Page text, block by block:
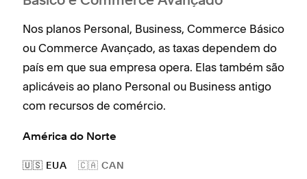
Nos planos Personal, Business, Commerce Básico
ou Commerce Avançado, as taxas dependem do
país em que sua empresa opera. Elas também são
aplicáveis ao plano Personal ou Business antigo
com recursos de comércio.
América do Norte
🇺🇸 EUA 🇨🇦 CAN